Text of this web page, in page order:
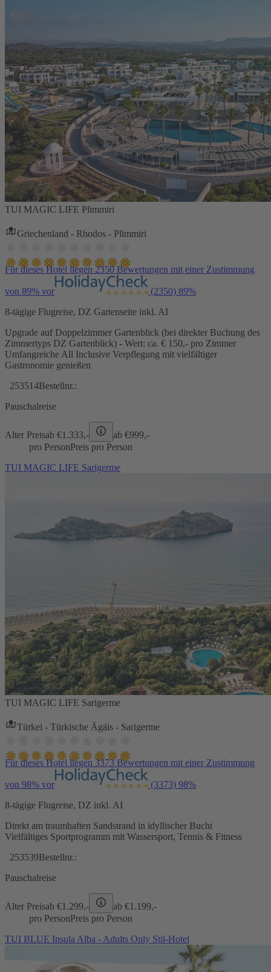
TUI MAGIC LIFE Plimmiri
Griechenland - Rhodos - Plimmiri
Für dieses Hotel liegen 2350 Bewertungen mit einer Zustimmung
von 89% vor (2350) 89%
8-tägige Flugreise, DZ Gartenseite inkl. AI
Upgrade auf Doppelzimmer Gartenblick (bei direkter Buchung des
Zimmertyps DZ Gartenblick) - Wert: ca. € 150,- pro Zimmer
Umfangreiche All Inclusive Verpflegung mit vielfältiger
Gastronomie genießen
253514Bestellnr.:
Pauschalreise
Alter Preisab €1.333,- ab €999,-
pro PersonPreis pro Person
TUI MAGIC LIFE Sarigerme
TUI MAGIC LIFE Sarigerme
Türkei - Türkische Ägäis - Sarigerme
Für dieses Hotel liegen 3373 Bewertungen mit einer Zustimmung
von 98% vor (3373) 98%
8-tägige Flugreise, DZ inkl. AI
Direkt am traumhaften Sandstrand in idyllischer Bucht
Vielfältiges Sportprogramm mit Wassersport, Tennis & Fitness
253539Bestellnr.:
Pauschalreise
Alter Preisab €1.299,- ab €1.199,-
pro PersonPreis pro Person
TUI BLUE Insula Alba - Adults Only Stil-Hotel